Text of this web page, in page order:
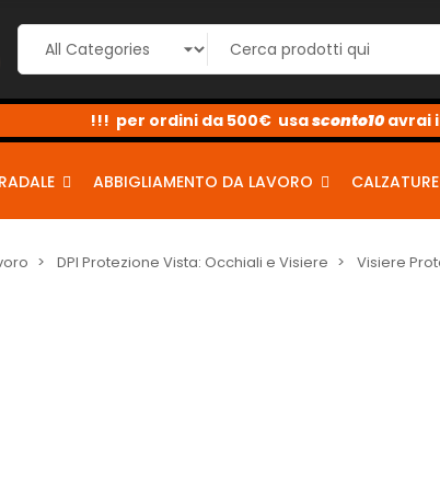
al 10% <-
sconto2
sconto5
sconto10
ABBIGLIAMENTO DA LAVORO CALZATURE
DPI Protezione Vista: Occhiali e Visiere Visiere